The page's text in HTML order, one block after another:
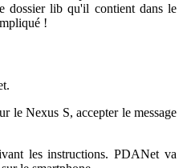
dossier lib qu'il contient dans le
!
le Nexus S, accepter le message
les instructions. PDANet va